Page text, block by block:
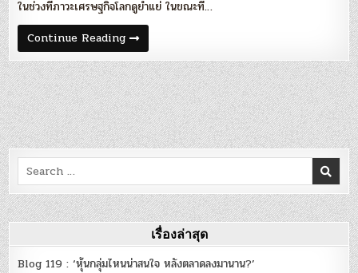
ดร.ฐ
นิต
พงศ์
ชื่น
ภิ
บาล
ในช่วงที่ภาวะเศรษฐกิจโลกดูย่ำแย่ ในขณะที…
Continue Readingข้อดี
ของ
เศรษฐกิจ
ตกต่ำ
:
ดร.ฐ
นิต
พงศ์
ชื่น
ภิ
บาล
Search
for:
เรื่องล่าสุด
Blog 119 : ‘หุ้นกลุ่มไหนน่าสนใจ หลังตลาดลงมานาน?’